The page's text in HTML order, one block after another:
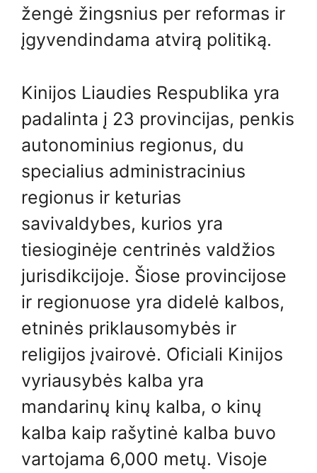
žengė žingsnius per reformas ir
įgyvendindama atvirą politiką.
Kinijos Liaudies Respublika yra
padalinta į 23 provincijas, penkis
autonominius regionus, du
specialius administracinius
regionus ir keturias
savivaldybes, kurios yra
tiesioginėje centrinės valdžios
jurisdikcijoje. Šiose provincijose
ir regionuose yra didelė kalbos,
etninės priklausomybės ir
religijos įvairovė. Oficiali Kinijos
vyriausybės kalba yra
mandarinų kinų kalba, o kinų
kalba kaip rašytinė kalba buvo
vartojama 6,000 metų. Visoje